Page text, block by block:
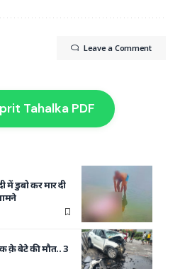
Leave a Comment
Tahalka PDF
में डुबो कर मार दी
क़े बेटे की मौत.. 3